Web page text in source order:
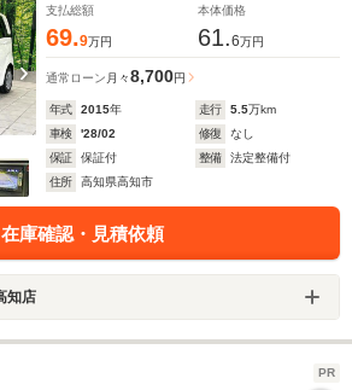
支払総額
69.9万円
本体価格
61.6万円
通常ローン 月々8,700円
年式 2015年 走行 5.5万km
車検
'28/02 修復
なし
保証
保証付 整備
法定整備付
住所
高知県高知市
在庫確認・見積依頼
知店
PR